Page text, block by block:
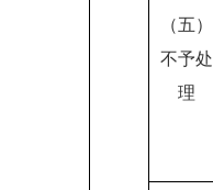
（五）
不予处
理